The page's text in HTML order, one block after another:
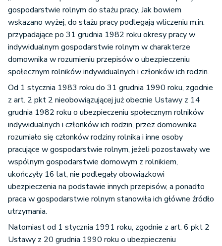
gospodarstwie rolnym do stażu pracy. Jak bowiem
wskazano wyżej, do stażu pracy podlegają wliczeniu m.in.
przypadające po 31 grudnia 1982 roku okresy pracy w
indywidualnym gospodarstwie rolnym w charakterze
domownika w rozumieniu przepisów o ubezpieczeniu
społecznym rolników indywidualnych i członków ich rodzin.
Od 1 stycznia 1983 roku do 31 grudnia 1990 roku, zgodnie
z art. 2 pkt 2 nieobowiązującej już obecnie Ustawy z 14
grudnia 1982 roku o ubezpieczeniu społecznym rolników
indywidualnych i członków ich rodzin, przez domownika
rozumiało się członków rodziny rolnika i inne osoby
pracujące w gospodarstwie rolnym, jeżeli pozostawały we
wspólnym gospodarstwie domowym z rolnikiem,
ukończyły 16 lat, nie podlegały obowiązkowi
ubezpieczenia na podstawie innych przepisów, a ponadto
praca w gospodarstwie rolnym stanowiła ich główne źródło
utrzymania.
Natomiast od 1 stycznia 1991 roku, zgodnie z art. 6 pkt 2
Ustawy z 20 grudnia 1990 roku o ubezpieczeniu